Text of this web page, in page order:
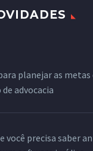
planejar as metas
advocacia
você precisa saber